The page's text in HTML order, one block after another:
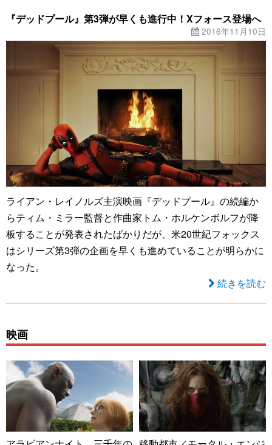
『デッドプール』第3弾が早くも進行中！Xフォース登場へ
2016年11月10日
ライアン・レイノルズ主演映画『デッドプール』の続編か
らティム・ミラー監督と作曲家トム・ホルケンボルフが降
板することが発表されたばかりだが、米20世紀フォックス
はシリーズ第3弾の企画を早くも進めていることが明らかに
なった。
続きを読む
映画